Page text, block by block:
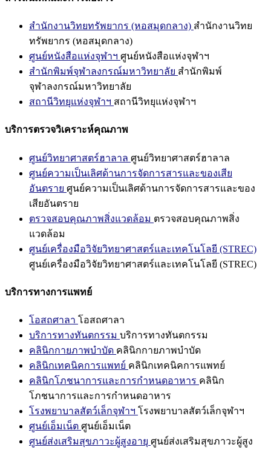
สำนักงานวิทยทรัพยากร (หอสมุดกลาง) สำนักงานวิทย
ทรัพยากร (หอสมุดกลาง)
ศูนย์หนังสือแห่งจุฬาฯ ศูนย์หนังสือแห่งจุฬาฯ
สำนักพิมพ์จุฬาลงกรณ์มหาวิทยาลัย สำนักพิมพ์
จุฬาลงกรณ์มหาวิทยาลัย
สถานีวิทยุแห่งจุฬาฯ สถานีวิทยุแห่งจุฬาฯ
บริการตรวจวิเคราะห์คุณภาพ
ศูนย์วิทยาศาสตร์ฮาลาล ศูนย์วิทยาศาสตร์ฮาลาล
ศูนย์ความเป็นเลิศด้านการจัดการสารและของเสีย
อันตราย ศูนย์ความเป็นเลิศด้านการจัดการสารและของ
เสียอันตราย
ตรวจสอบคุณภาพสิ่งแวดล้อม ตรวจสอบคุณภาพสิ่ง
แวดล้อม
ศูนย์เครื่องมือวิจัยวิทยาศาสตร์และเทคโนโลยี (STREC)
ศูนย์เครื่องมือวิจัยวิทยาศาสตร์และเทคโนโลยี (STREC)
บริการทางการแพทย์
โอสถศาลา โอสถศาลา
บริการทางทันตกรรม บริการทางทันตกรรม
คลินิกกายภาพบำบัด คลินิกกายภาพบำบัด
คลินิกเทคนิคการแพทย์ คลินิกเทคนิคการแพทย์
คลินิกโภชนาการและการกำหนดอาหาร คลินิก
โภชนาการและการกำหนดอาหาร
โรงพยาบาลสัตว์เล็กจุฬาฯ โรงพยาบาลสัตว์เล็กจุฬาฯ
ศูนย์เอ็มเน็ต ศูนย์เอ็มเน็ต
ศูนย์ส่งเสริมสุขภาวะผู้สูงอายุ ศูนย์ส่งเสริมสุขภาวะผู้สูง